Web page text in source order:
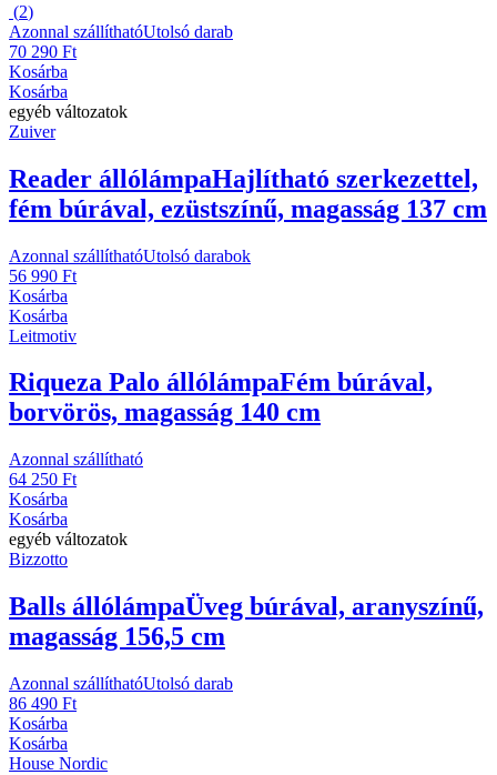
(2)
Azonnal szállíthatóUtolsó darab
70 290 Ft
Kosárba
Kosárba
egyéb változatok
Zuiver
Reader állólámpaHajlítható szerkezettel,
fém búrával, ezüstszínű, magasság 137 cm
Azonnal szállíthatóUtolsó darabok
56 990 Ft
Kosárba
Kosárba
Leitmotiv
Riqueza Palo állólámpaFém búrával,
borvörös, magasság 140 cm
Azonnal szállítható
64 250 Ft
Kosárba
Kosárba
egyéb változatok
Bizzotto
Balls állólámpaÜveg búrával, aranyszínű,
magasság 156,5 cm
Azonnal szállíthatóUtolsó darab
86 490 Ft
Kosárba
Kosárba
House Nordic